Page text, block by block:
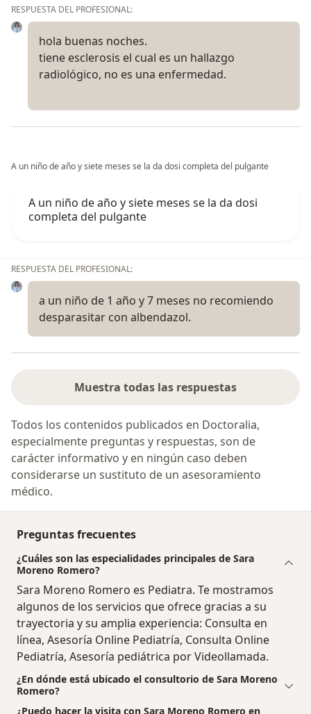
RESPUESTA DEL PROFESIONAL:
hola buenas noches.
tiene esclerosis el cual es un hallazgo
radiológico, no es una enfermedad.
A un niño de año y siete meses se la da dosi completa del pulgante
A un niño de año y siete meses se la da dosi
completa del pulgante
RESPUESTA DEL PROFESIONAL:
a un niño de 1 año y 7 meses no recomiendo
desparasitar con albendazol.
Muestra todas las respuestas
Todos los contenidos publicados en Doctoralia,
especialmente preguntas y respuestas, son de
carácter informativo y en ningún caso deben
considerarse un sustituto de un asesoramiento
médico.
Preguntas frecuentes
¿Cuáles son las especialidades principales de Sara
Moreno Romero?
Sara Moreno Romero es Pediatra. Te mostramos
algunos de los servicios que ofrece gracias a su
trayectoria y su amplia experiencia: Consulta en
línea, Asesoría Online Pediatría, Consulta Online
Pediatría, Asesoría pediátrica por Videollamada.
¿En dónde está ubicado el consultorio de Sara Moreno
Romero?
¿Puedo hacer la visita con Sara Moreno Romero en